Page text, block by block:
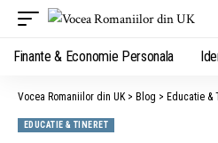
Finante & Economie Personala
Vocea Romaniilor din UK> Blog > Educatie &
EDUCATIE & TINERET